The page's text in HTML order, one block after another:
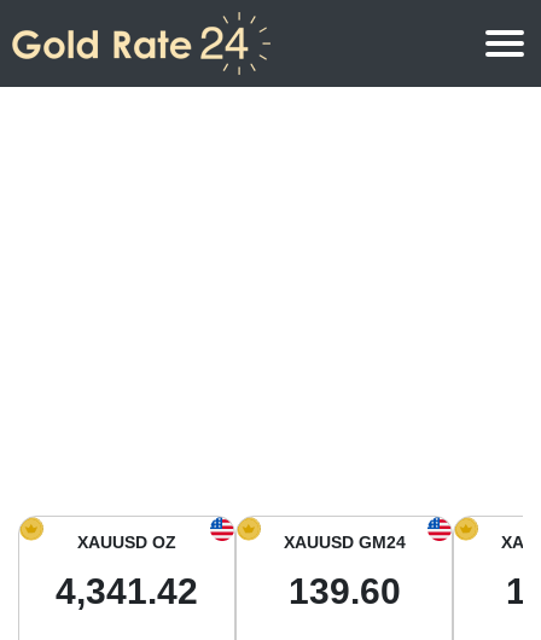
Precio del Oro hoy en América del sur
XAUUSD OZ
4,341.42
XAUUSD GM24
139.60